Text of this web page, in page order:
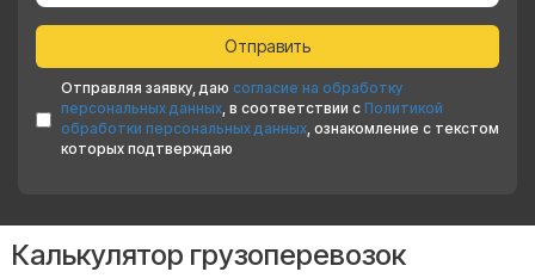
Отправляя заявку, даю согласие на обработку
персональных данных, в соответствии с Политикой
обработки персональных данных, ознакомление с текстом
которых подтверждаю
Калькулятор грузоперевозок